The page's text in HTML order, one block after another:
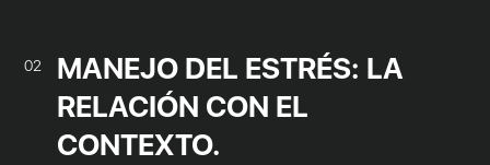
02
MANEJO DEL ESTRÉS: LA
RELACIÓN CON EL
CONTEXTO.